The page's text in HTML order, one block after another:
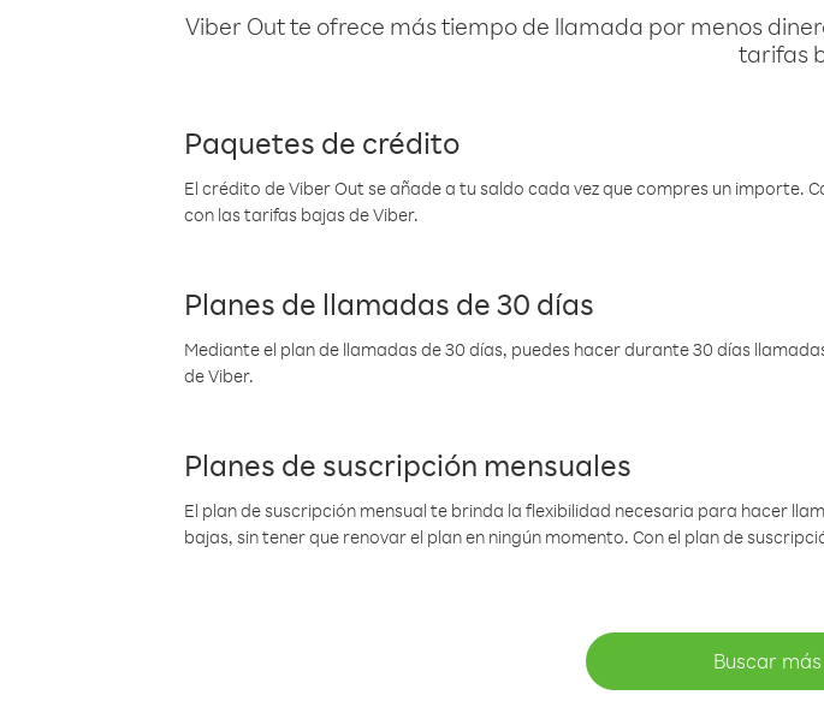
Viber Out te ofrece más tiempo de llamada por menos
tarifas
Paquetes de crédito
El crédito de Viber Out se añade a tu saldo cada vez que compres un importe.
con las tarifas bajas de Viber.
Planes de llamadas de 30 días
Mediante el plan de llamadas de 30 días, puedes hacer durante 30 días
de Viber.
Planes de suscripción mensuales
El plan de suscripción mensual te brinda la flexibilidad necesaria para hacer
bajas, sin tener que renovar el plan en ningún momento. Con el plan de
Buscar